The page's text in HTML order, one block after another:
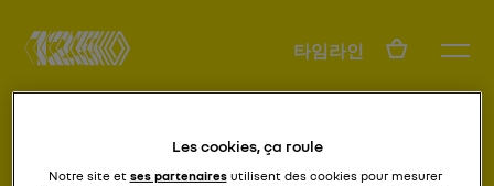
타임라인 KO
Les cookies, ça roule
Notre site et ses partenairesutilisent des cookies pour mesurer